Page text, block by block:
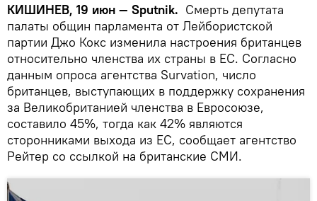
КИШИНЕВ, 19 июн — Sputnik. Смерть депутата
палаты общин парламента от Лейбористской
партии Джо Кокс изменила настроения британцев
относительно членства их страны в ЕС. Согласно
данным опроса агентства Survation, число
британцев, выступающих в поддержку сохранения
за Великобританией членства в Евросоюзе,
составило 45%, тогда как 42% являются
сторонниками выхода из ЕС, сообщает агентство
Рейтер со ссылкой на британские СМИ.